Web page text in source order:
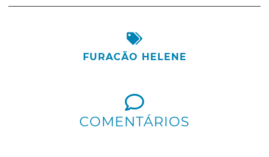
FURACÃO HELENE
COMENTÁRIOS